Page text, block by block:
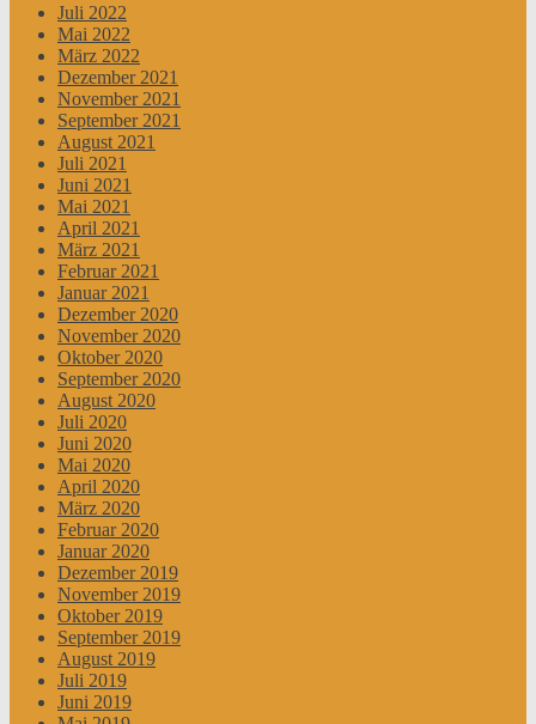
Juli 2022
Mai 2022
März 2022
Dezember 2021
November 2021
September 2021
August 2021
Juli 2021
Juni 2021
Mai 2021
April 2021
März 2021
Februar 2021
Januar 2021
Dezember 2020
November 2020
Oktober 2020
September 2020
August 2020
Juli 2020
Juni 2020
Mai 2020
April 2020
März 2020
Februar 2020
Januar 2020
Dezember 2019
November 2019
Oktober 2019
September 2019
August 2019
Juli 2019
Juni 2019